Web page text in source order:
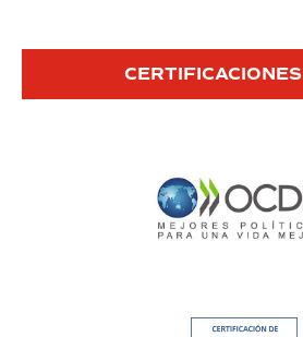
CERTIFICACIONES